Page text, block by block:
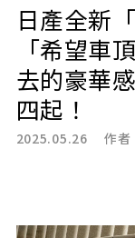
日產全新
「希望車
去的豪華
四起！
2025.05.26 作者